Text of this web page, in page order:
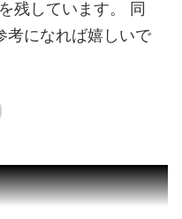
残しています。 同
考になれば嬉しいで